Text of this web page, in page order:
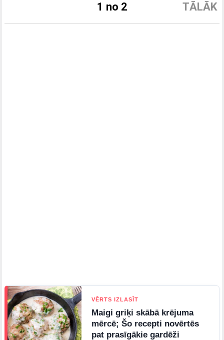
TĀLĀK
1 no 2
VĒRTS IZLASĪT
Maigi griķi skābā krējuma
mērcē; Šo recepti novērtēs
pat prasīgākie gardēži